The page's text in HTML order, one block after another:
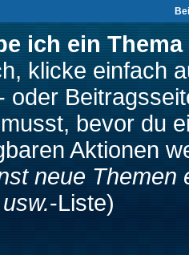
ich ein
klicke einfach
oder
bevor du
Aktionen
neue Themen
-Liste)